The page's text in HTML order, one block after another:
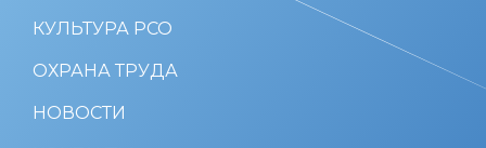
КУЛЬТУРА РСО
ОХРАНА ТРУДА
НОВОСТИ